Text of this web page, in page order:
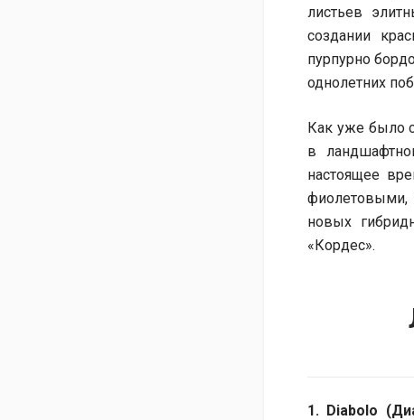
листьев
создании
пурпурно
однолетних
Как уже было
в
настоящее
новых
«Кордес».
1. Diabolo